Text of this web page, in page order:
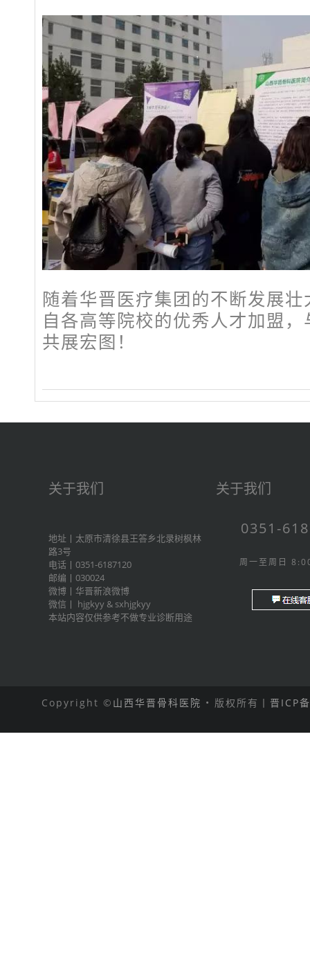
随着华晋医疗集团的不断发展
自各高等院校的优秀人才加盟
共展宏图！
关于我们
地址丨太原市清徐县王答乡北录树枫林
路3号
电话丨0351-6187120
邮编丨030024
微博丨 华晋新浪微博
微信丨 hjgkyy & sxhjgkyy
本站内容仅供参考不做专业诊断用途
关于我们
0351-
周一至周日
Copyright © 山西华晋骨科医院 • 版权所有丨 晋ICP